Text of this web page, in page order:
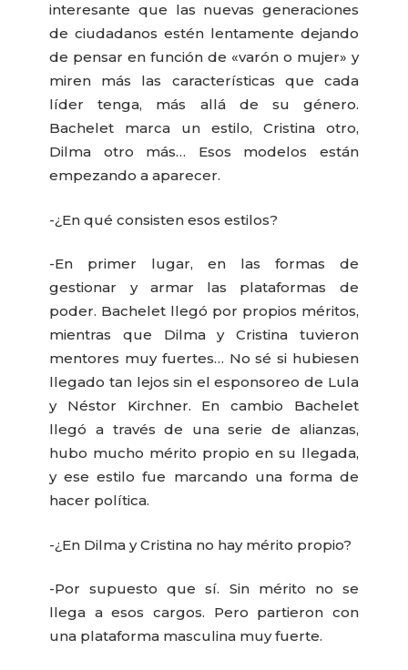
interesante que las nuevas generaciones
de ciudadanos estén lentamente dejando
de pensar en función de «varón o mujer» y
miren más las características que cada
líder tenga, más allá de su género.
Bachelet marca un estilo, Cristina otro,
Dilma otro más… Esos modelos están
empezando a aparecer.
-¿En qué consisten esos estilos?
-En primer lugar, en las formas de
gestionar y armar las plataformas de
poder. Bachelet llegó por propios méritos,
mientras que Dilma y Cristina tuvieron
mentores muy fuertes… No sé si hubiesen
llegado tan lejos sin el esponsoreo de Lula
y Néstor Kirchner. En cambio Bachelet
llegó a través de una serie de alianzas,
hubo mucho mérito propio en su llegada,
y ese estilo fue marcando una forma de
hacer política.
-¿En Dilma y Cristina no hay mérito propio?
-Por supuesto que sí. Sin mérito no se
llega a esos cargos. Pero partieron con
una plataforma masculina muy fuerte.